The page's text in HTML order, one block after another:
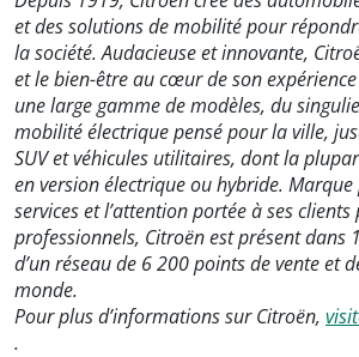
et des solutions de mobilité pour
la société. Audacieuse et innovante,
et le bien-être au cœur de son
une large gamme de modèles, du
mobilité électrique pensé pour la ville,
SUV et véhicules utilitaires, dont la
en version électrique ou hybride.
services et l’attention portée à ses
professionnels, Citroën est présent dans
d’un réseau de 6 200 points de vente et
monde.
Pour plus d’informations sur Citroën,
.